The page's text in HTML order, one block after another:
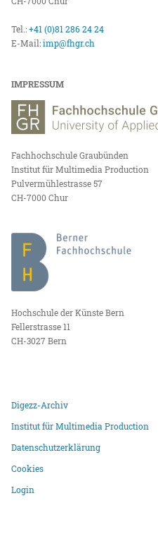
Tel.:+41 (0)81 286 24 24
E-Mail:imp@fhgr.ch
IMPRESSUM
Fachhochschule Graubünden
Institut für Multimedia Production
Pulvermühlestrasse 57
CH-7000 Chur
Hochschule der Künste Bern
Fellerstrasse 11
CH-3027 Bern
Digezz-Archiv
Institut für Multimedia Production
Datenschutzerklärung
Cookies
Login